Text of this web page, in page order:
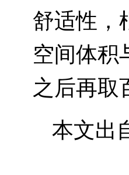
舒适性，
空间体积
之后再取
本文出